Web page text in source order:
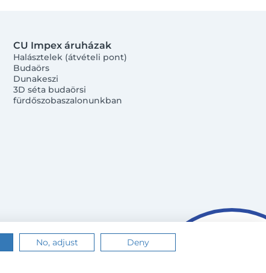
CU Impex áruházak
Halásztelek (átvételi pont)
Budaörs
Dunakeszi
3D séta budaörsi
fürdőszobaszalonunkban
No, adjust Deny